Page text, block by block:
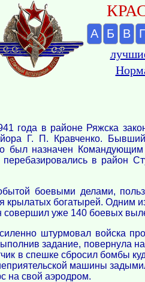
А Б В Г
года в районе Ряжска
Г. П. Кравченко.
был назначен
перебазировались в район
боевыми делами,
крылатых богатырей. Одним
совершил уже 140 боевых
штурмовал войска
задание, повернула
в спешке сбросил бомбы
машины
на свой аэродром.